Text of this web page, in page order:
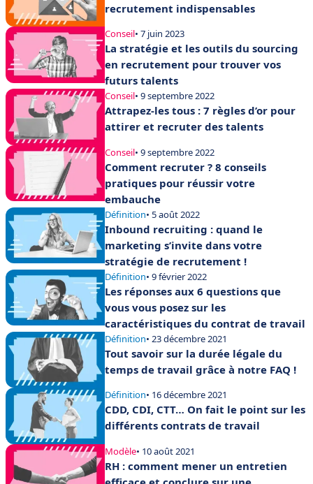
recrutement indispensables
Conseil• 7 juin 2023
La stratégie et les outils du sourcing
en recrutement pour trouver vos
futurs talents
Conseil• 9 septembre 2022
Attrapez-les tous : 7 règles d’or pour
attirer et recruter des talents
Conseil• 9 septembre 2022
Comment recruter ? 8 conseils
pratiques pour réussir votre
embauche
Définition• 5 août 2022
Inbound recruiting : quand le
marketing s’invite dans votre
stratégie de recrutement !
Définition• 9 février 2022
Les réponses aux 6 questions que
vous vous posez sur les
caractéristiques du contrat de travail
Définition• 23 décembre 2021
Tout savoir sur la durée légale du
temps de travail grâce à notre FAQ !
Définition• 16 décembre 2021
CDD, CDI, CTT… On fait le point sur les
différents contrats de travail
Modèle• 10 août 2021
RH : comment mener un entretien